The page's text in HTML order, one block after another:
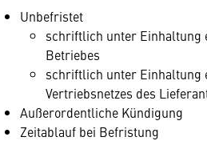
Unbefristet
schriftlich unter Einhaltung
Betriebes
schriftlich unter Einhaltung
Vertriebsnetzes des
Außerordentliche Kündigung
Zeitablauf bei Befristung